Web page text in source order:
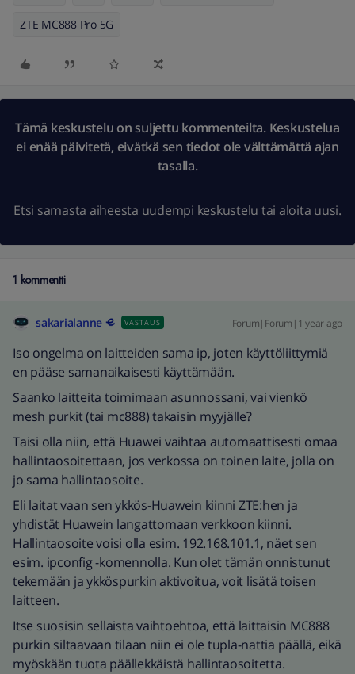
ZTE MC888 Pro 5G
Tämä keskustelu on suljettu kommenteilta. Keskustelua
ei enää päivitetä, eivätkä sen tiedot ole välttämättä ajan
tasalla.
Etsi samasta aiheesta uudempi keskustelu tai aloita uusi.
1 kommentti
sakarialanne VASTAUS Forum|Forum|1 year ago
Iso ongelma on laitteiden sama ip, joten käyttöliittymiä
en pääse samanaikaisesti käyttämään.
Saanko laitteita toimimaan asunnossani, vai vienkö
mesh purkit (tai mc888) takaisin myyjälle?
Taisi olla niin, että Huawei vaihtaa automaattisesti omaa
hallintaosoitettaan, jos verkossa on toinen laite, jolla on
jo sama hallintaosoite.
Eli laitat vaan sen ykkös-Huawein kiinni ZTE:hen ja
yhdistät Huawein langattomaan verkkoon kiinni.
Hallintaosoite voisi olla esim. 192.168.101.1, näet sen
esim. ipconfig -komennolla. Kun olet tämän onnistunut
tekemään ja ykköspurkin aktivoitua, voit lisätä toisen
laitteen.
Itse suosisin sellaista vaihtoehtoa, että laittaisin MC888
purkin siltaavaan tilaan niin ei ole tupla-nattia päällä, eikä
myöskään tuota päällekkäistä hallintaosoitetta.